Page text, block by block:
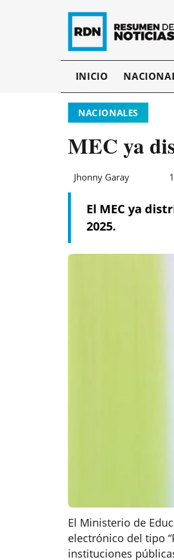
INICIO
NACIONALES
MEC ya
Jhonny Garay
El MEC ya
2025.
El Ministerio de
electrónico del tipo
instituciones